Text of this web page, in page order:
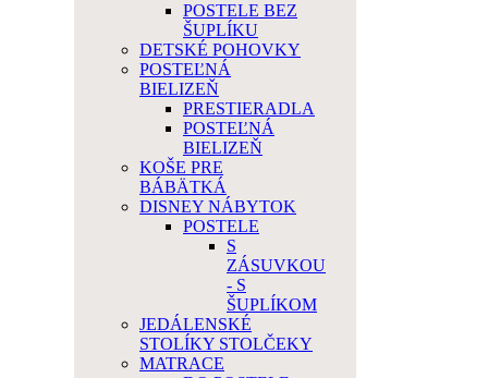
POSTELE BEZ
ŠUPLÍKU
DETSKÉ POHOVKY
POSTEĽNÁ
BIELIZEŇ
PRESTIERADLA
POSTEĽNÁ
BIELIZEŇ
KOŠE PRE
BÁBÄTKÁ
DISNEY NÁBYTOK
POSTELE
S
ZÁSUVKOU
- S
ŠUPLÍKOM
JEDÁLENSKÉ
STOLÍKY STOLČEKY
MATRACE